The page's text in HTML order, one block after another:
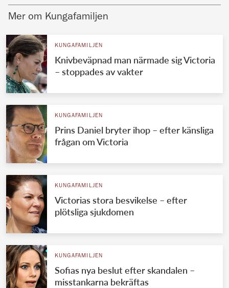
Mer om Kungafamiljen
KUNGAFAMILJEN
Knivbeväpnad man närmade sig Victoria
– stoppades av vakter
KUNGAFAMILJEN
Prins Daniel bryter ihop – efter känsliga
frågan om Victoria
KUNGAFAMILJEN
Victorias stora besvikelse – efter
plötsliga sjukdomen
KUNGAFAMILJEN
Sofias nya beslut efter skandalen –
misstankarna bekräftas